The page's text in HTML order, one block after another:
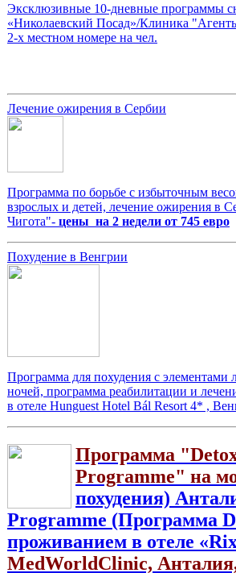
Эксклюзивные 10-дневные программы
«Николаевский Посад»/Клиника
2-х местном номере на чел.
Лечение ожирения в Сербии
Программа по борьбе с избыточным
взрослых и детей, лечение ожирения в
Чигота"- цены на 2 недели от 745 евро
Похудение в Венгрии
Программа для похудения с элементами
ночей, программа реабилитации и
в отеле Hunguest Hotel Bál Resort 4* ,
Программа
Programme" на
похудения)
Programme (Программа
проживанием в отеле
MedWorldClinic,